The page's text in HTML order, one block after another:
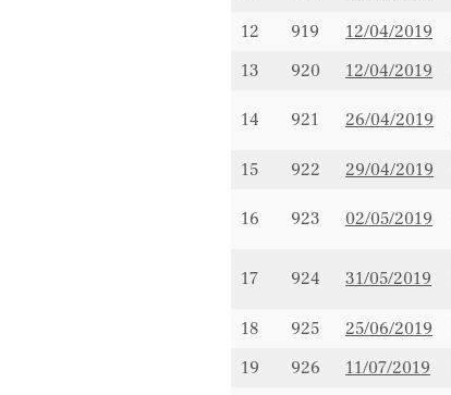
12
919 12/04/2019
13
920 12/04/2019
14 921 26/04/2019
15 922 29/04/2019
16 923 02/05/2019
17 924 31/05/2019
18
925 25/06/2019
19
926 11/07/2019